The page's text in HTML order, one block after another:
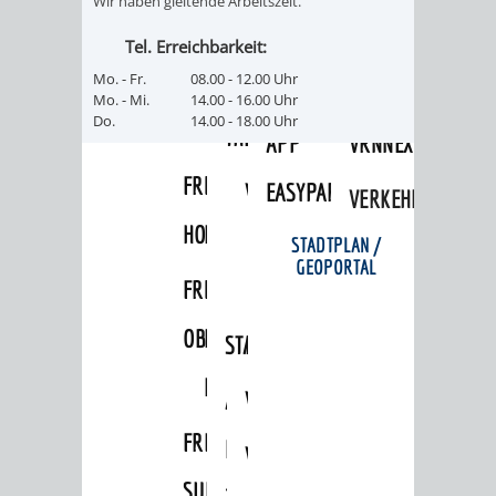
BESTATTUNGSMÖGLICHKEITEN
HAUPTFRIEDHOF
WEINHEIM
FRIEDHÖFE
HOHENSACHSEN
FRIEDHOF
LÜTZELSACHSEN
FRIEDHOF
OBERFLOCKENBACH
FRIEDHOF
RIPPENWEIER-
HEILIGKREUZ
FRIEDHOF
KULTUREINRICHTUNGEN
THEATER
MUSEUM
VERANSTALTUNGEN
KINDER
STADTBIBLIOTHEK
A
BIS
AUSLEIHE
MEDIENANGEBOTE
KINO
VERANSTALTER
VERANSTALTUNGSRÄUME
PARKEN
APP
EASYPARKEN
VRNNEXTBIKE
STADTPLAN /
GEOPORTAL
Tel. Erreichbarkeit:
Mo. - Fr.
08.00 - 12.00 Uhr
Mo. - Mi.
14.00 - 16.00 Uhr
Do.
14.00 - 18.00 Uhr